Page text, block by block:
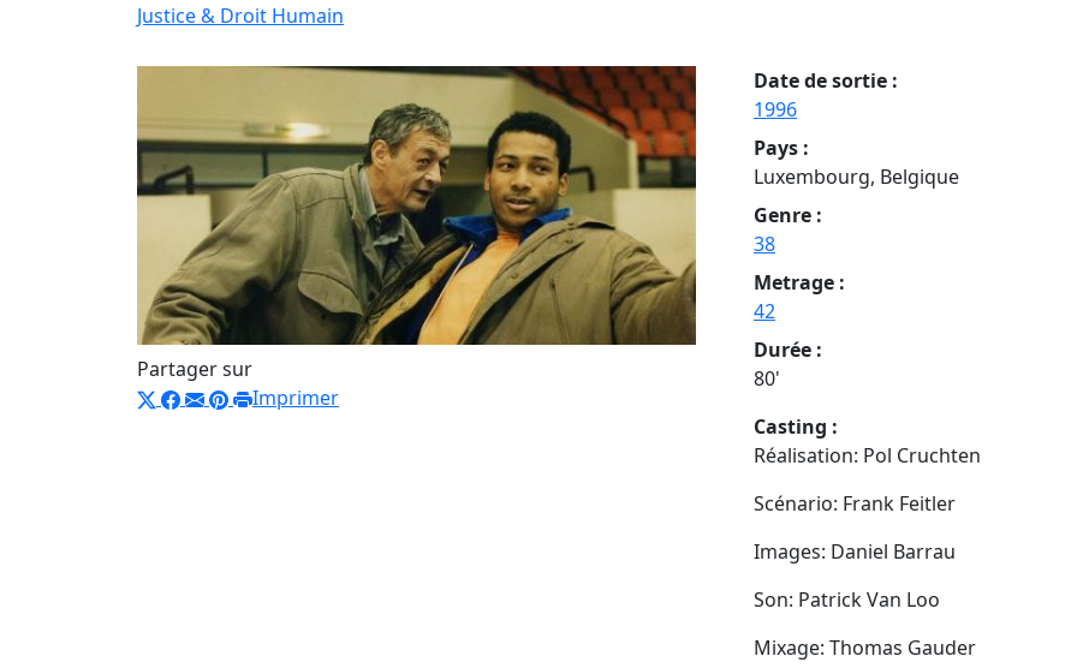
Justice & Droit Humain
Partager sur
Imprimer
Date de sortie :
1996
Pays :
Luxembourg, Belgique
Genre :
38
Metrage :
42
Durée :
80'
Casting :
Réalisation: Pol Cruchten
Scénario: Frank Feitler
Images: Daniel Barrau
Son: Patrick Van Loo
Mixage: Thomas Gauder